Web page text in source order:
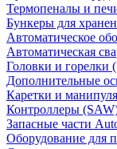
Термопеналы и
Бункеры для
Автоматическое
Автоматическая
Головки и горелки
Дополнительные
Каретки и
Контроллеры
Запасные части
Оборудование для